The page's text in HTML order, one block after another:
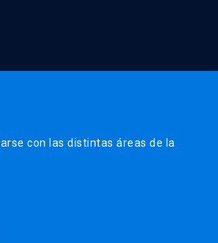
con las distintas áreas de la